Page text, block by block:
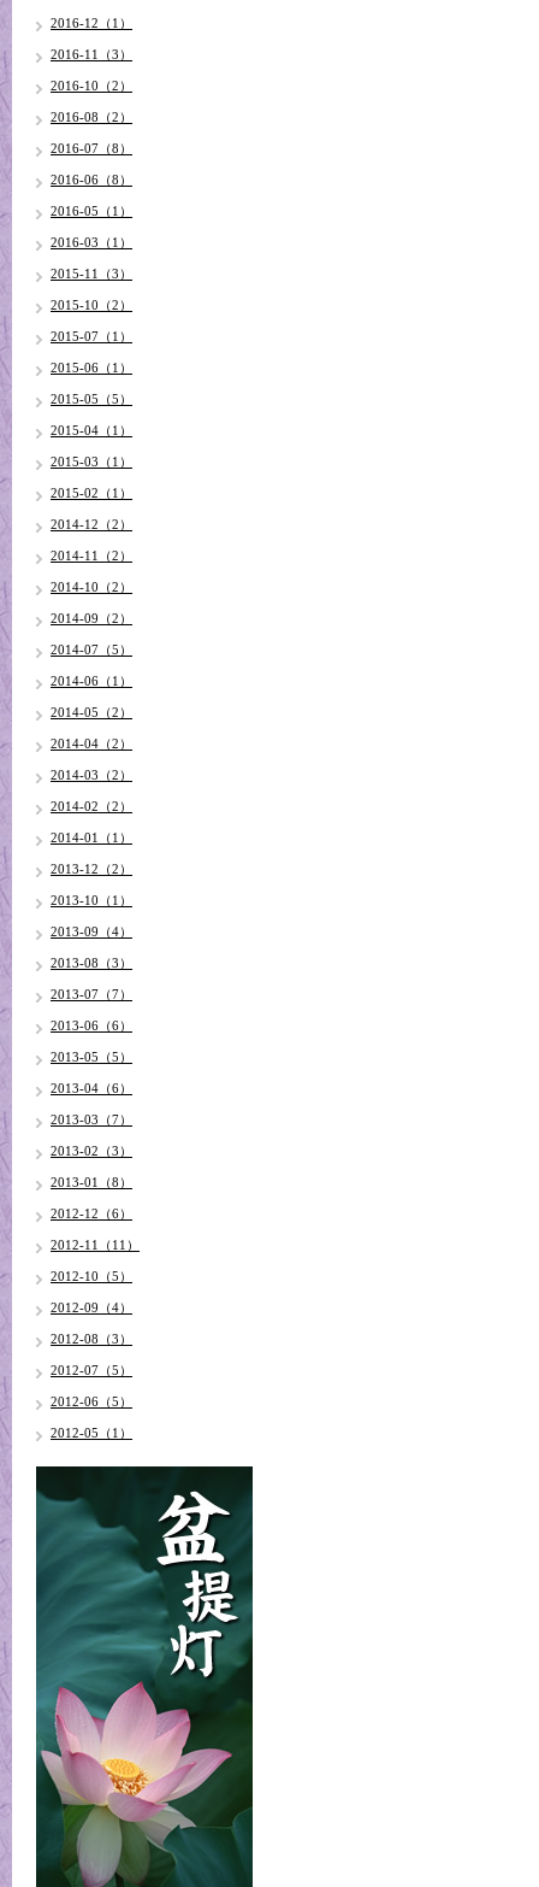
2016-12（1）
2016-11（3）
2016-10（2）
2016-08（2）
2016-07（8）
2016-06（8）
2016-05（1）
2016-03（1）
2015-11（3）
2015-10（2）
2015-07（1）
2015-06（1）
2015-05（5）
2015-04（1）
2015-03（1）
2015-02（1）
2014-12（2）
2014-11（2）
2014-10（2）
2014-09（2）
2014-07（5）
2014-06（1）
2014-05（2）
2014-04（2）
2014-03（2）
2014-02（2）
2014-01（1）
2013-12（2）
2013-10（1）
2013-09（4）
2013-08（3）
2013-07（7）
2013-06（6）
2013-05（5）
2013-04（6）
2013-03（7）
2013-02（3）
2013-01（8）
2012-12（6）
2012-11（11）
2012-10（5）
2012-09（4）
2012-08（3）
2012-07（5）
2012-06（5）
2012-05（1）